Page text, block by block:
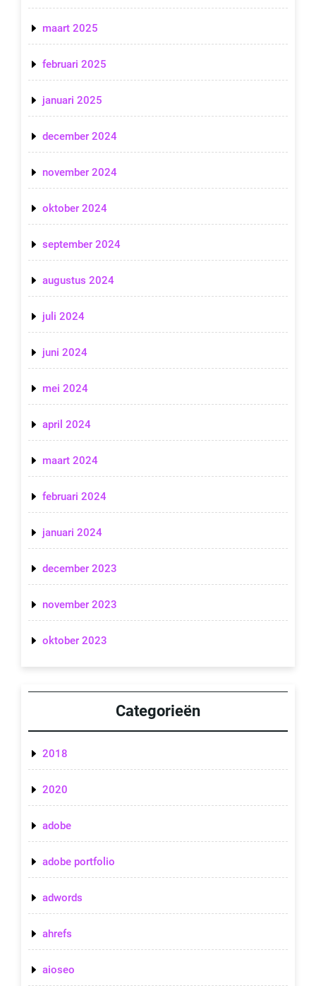
maart 2025
februari 2025
januari 2025
december 2024
november 2024
oktober 2024
september 2024
augustus 2024
juli 2024
juni 2024
mei 2024
april 2024
maart 2024
februari 2024
januari 2024
december 2023
november 2023
oktober 2023
Categorieën
2018
2020
adobe
adobe portfolio
adwords
ahrefs
aioseo